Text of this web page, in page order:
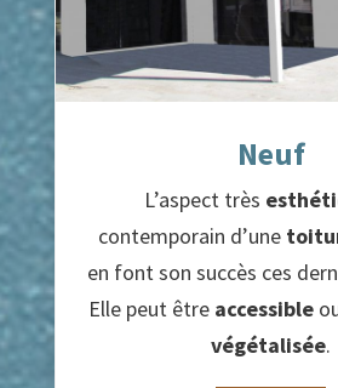
Neuf
L’aspect très
contemporain d’une
en font son succès ces
Elle peut être accessible
végétalisée.